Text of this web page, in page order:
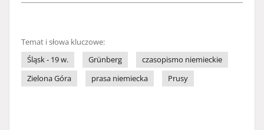
Temat i słowa kluczowe:
Śląsk - 19 w.
Grünberg
czasopismo niemieckie
Zielona Góra
prasa niemiecka Prusy